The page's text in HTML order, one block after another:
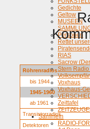
Gedichte
Geltow
MUSEEN
Personen
Rettet
RIAS
Sacrow
Stern
Voxhaus
Voxhaus-
Zeittafel
Sammeln
RADIO-
Röhrenradios
bis 1944
1945-1960
ab 1961
Transistorradios
Detektoren